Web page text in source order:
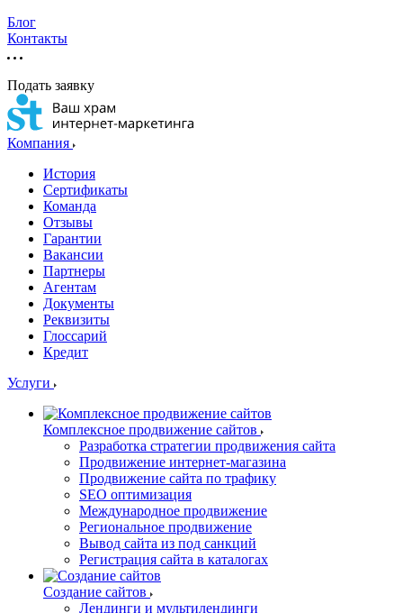
Блог
Контакты
Подать заявку
Компания
История
Сертификаты
Команда
Отзывы
Гарантии
Вакансии
Партнеры
Агентам
Документы
Реквизиты
Глоссарий
Кредит
Услуги
Комплексное продвижение сайтов
Разработка стратегии продвижения сайта
Продвижение интернет-магазина
Продвижение сайта по трафику
SEO оптимизация
Международное продвижение
Региональное продвижение
Вывод сайта из под санкций
Регистрация сайта в каталогах
Создание сайтов
Лендинги и мультилендинги